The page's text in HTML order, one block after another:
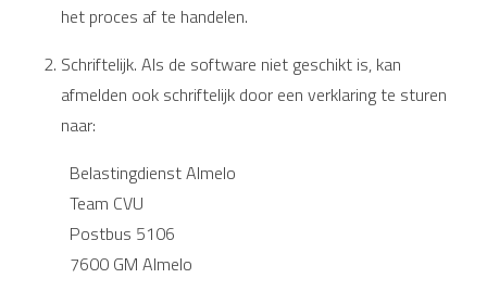
het proces af te handelen.
Schriftelijk. Als de software niet geschikt is, kan
afmelden ook schriftelijk door een verklaring te sturen
naar:
Belastingdienst Almelo
Team CVU
Postbus 5106
7600 GM Almelo